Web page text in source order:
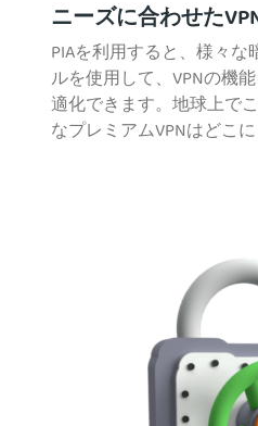
ニーズに合わせた
PIAを利用すると、様々
ルを使用して、VPNの機
適化できます。地球上で
なプレミアムVPNはどこ